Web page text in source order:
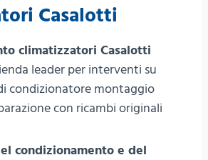
Casalotti
climatizzatori Casalotti
leader per interventi su
condizionatore montaggio
con ricambi originali
condizionamento e del